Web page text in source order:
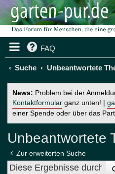
FAQ
Suche Unbeantwortete
News: Problem bei der
Kontaktformular ganz unten! |
einer Spende oder über das
Unbeantwortete
Zur erweiterten Suche